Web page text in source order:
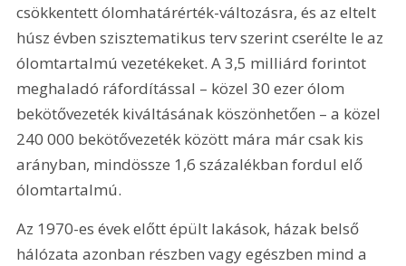
csökkentett ólomhatárérték-változásra, és az eltelt
húsz évben szisztematikus terv szerint cserélte le az
ólomtartalmú vezetékeket. A 3,5 milliárd forintot
meghaladó ráfordítással – közel 30 ezer ólom
bekötővezeték kiváltásának köszönhetően – a közel
240 000 bekötővezeték között mára már csak kis
arányban, mindössze 1,6 százalékban fordul elő
ólomtartalmú.
Az 1970-es évek előtt épült lakások, házak belső
hálózata azonban részben vagy egészben mind a